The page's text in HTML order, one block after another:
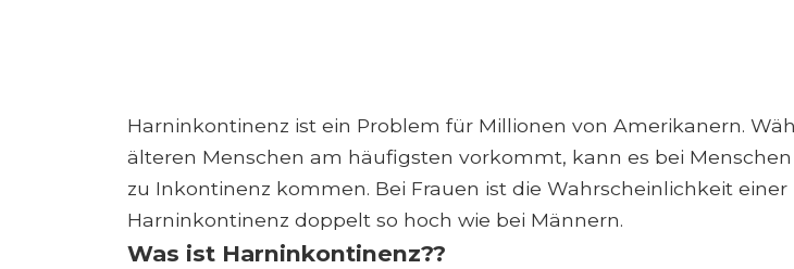
Harninkontinenz ist ein Problem für Millionen von Amerikanern.
älteren Menschen am häufigsten vorkommt, kann es bei
zu Inkontinenz kommen. Bei Frauen ist die Wahrscheinlichkeit einer
Harninkontinenz doppelt so hoch wie bei Männern.
Was ist Harninkontinenz??